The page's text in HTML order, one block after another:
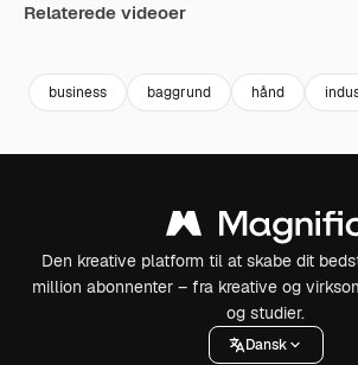
Relaterede videoer
business baggrund hånd
Den kreative platform til at skabe dit
million abonnenter – fra kreative og
og studier.
Dansk